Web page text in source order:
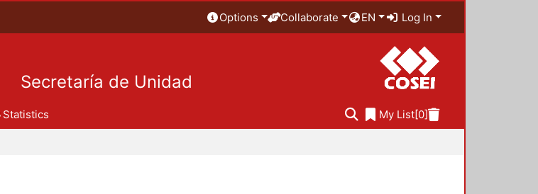
Options Collaborate EN Log In
Secretaría de Unidad
Statistics My List[0]